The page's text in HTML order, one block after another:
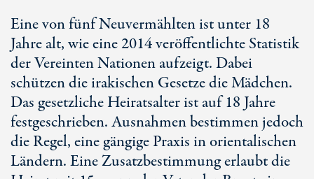
Eine von fünf Neuvermählten ist unter 18
Jahre alt, wie eine 2014 veröffentlichte Statistik
der Vereinten Nationen aufzeigt. Dabei
schützen die irakischen Gesetze die Mädchen.
Das gesetzliche Heiratsalter ist auf 18 Jahre
festgeschrieben. Ausnahmen bestimmen jedoch
die Regel, eine gängige Praxis in orientalischen
Ländern. Eine Zusatzbestimmung erlaubt die